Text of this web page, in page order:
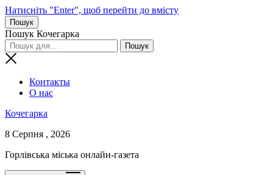
Натисніть "Enter", щоб перейти до вмісту
Пошук
Пошук Кочегарка
Контакты
О нас
Кочегарка
8 Серпня , 2026
Горлівська міська онлайн-газета